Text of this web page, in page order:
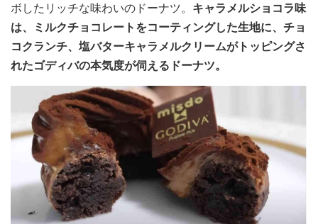
ボしたリッチな味わいのドーナツ。 キャラメルショコラ味
は、ミルクチョコレートをコーティングした生地に、チョ
コクランチ、塩バターキャラメルクリームがトッピングさ
れたゴディバの本気度が伺えるドーナツ。